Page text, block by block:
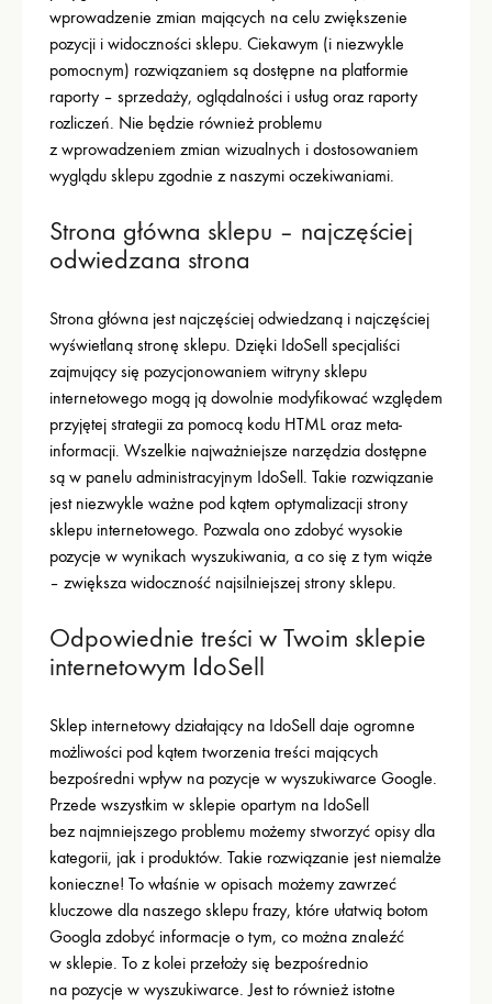
wprowadzenie zmian mających na celu zwiększenie
pozycji i widoczności sklepu. Ciekawym (i niezwykle
pomocnym) rozwiązaniem są dostępne na platformie
raporty – sprzedaży, oglądalności i usług oraz raporty
rozliczeń. Nie będzie również problemu
z wprowadzeniem zmian wizualnych i dostosowaniem
wyglądu sklepu zgodnie z naszymi oczekiwaniami.
Strona główna sklepu – najczęściej
odwiedzana strona
Strona główna jest najczęściej odwiedzaną i najczęściej
wyświetlaną stronę sklepu. Dzięki IdoSell specjaliści
zajmujący się pozycjonowaniem witryny sklepu
internetowego mogą ją dowolnie modyfikować względem
przyjętej strategii za pomocą kodu HTML oraz meta-
informacji. Wszelkie najważniejsze narzędzia dostępne
są w panelu administracyjnym IdoSell. Takie rozwiązanie
jest niezwykle ważne pod kątem optymalizacji strony
sklepu internetowego. Pozwala ono zdobyć wysokie
pozycje w wynikach wyszukiwania, a co się z tym wiąże
– zwiększa widoczność najsilniejszej strony sklepu.
Odpowiednie treści w Twoim sklepie
internetowym IdoSell
Sklep internetowy działający na IdoSell daje ogromne
możliwości pod kątem tworzenia treści mających
bezpośredni wpływ na pozycje w wyszukiwarce Google.
Przede wszystkim w sklepie opartym na IdoSell
bez najmniejszego problemu możemy stworzyć opisy dla
kategorii, jak i produktów. Takie rozwiązanie jest niemalże
konieczne! To właśnie w opisach możemy zawrzeć
kluczowe dla naszego sklepu frazy, które ułatwią botom
Googla zdobyć informacje o tym, co można znaleźć
w sklepie. To z kolei przełoży się bezpośrednio
na pozycje w wyszukiwarce. Jest to również istotne